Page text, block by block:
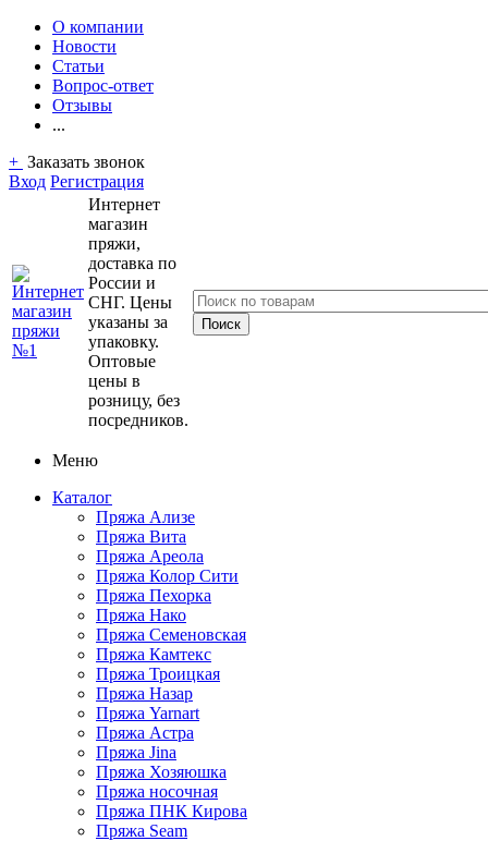
О компании
Новости
Статьи
Вопрос-ответ
Отзывы
...
+ Заказать звонок
Вход Регистрация
Интернет
магазин
пряжи,
доставка по
России и
СНГ. Цены
указаны за
упаковку.
Оптовые
цены в
розницу, без
посредников.
Меню
Каталог
Пряжа Ализе
Пряжа Вита
Пряжа Ареола
Пряжа Колор Сити
Пряжа Пехорка
Пряжа Нако
Пряжа Семеновская
Пряжа Камтекс
Пряжа Троицкая
Пряжа Назар
Пряжа Yarnart
Пряжа Астра
Пряжа Jina
Пряжа Хозяюшка
Пряжа носочная
Пряжа ПНК Кирова
Пряжа Seam